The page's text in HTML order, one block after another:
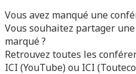
Vous avez manqué une
Vous souhaitez partager
marqué ?
Retrouvez toutes les
ICI (YouTube) ou ICI